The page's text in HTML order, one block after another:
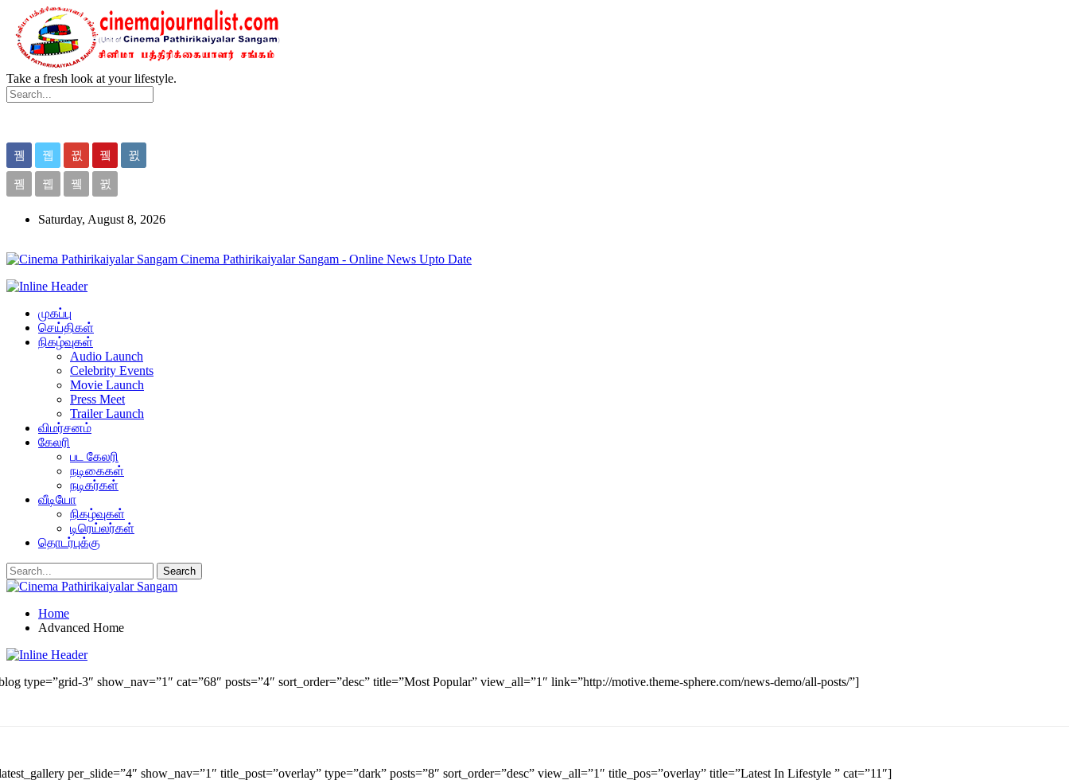
Take a fresh look at your lifestyle.
Saturday, August 8, 2026
Cinema Pathirikaiyalar Sangam - Online News Upto Date
முகப்பு
செய்திகள்
நிகழ்வுகள்
Audio Launch
Celebrity Events
Movie Launch
Press Meet
Trailer Launch
விமர்சனம்
கேலரி
பட கேலரி
நடிகைகள்
நடிகர்கள்
வீடியோ
நிகழ்வுகள்
டிரெய்லர்கள்
தொடர்புக்கு
Home
Advanced Home
type=”grid-3″ show_nav=”1″ cat=”68″ posts=”4″ sort_order=”desc” title=”Most Popular” view_all=”1″ link=”http://motive.theme-sphere.com/news-demo/all-posts/”]
per_slide=”4″ show_nav=”1″ title_post=”overlay” type=”dark” posts=”8″ sort_order=”desc” view_all=”1″ title_pos=”overlay” title=”Latest In Lifestyle ” cat=”11″]